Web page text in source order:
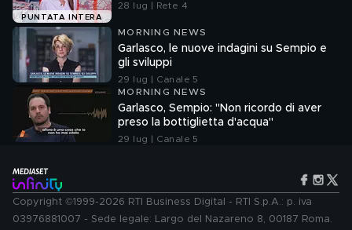
PUNTATA INTERA
28 lug | Rete 4
MORNING NEWS
Garlasco, le nuove indagini su Sempio e
gli sviluppi
29 lug | Canale 5
MORNING NEWS
Garlasco, Sempio: "Non ricordo di aver
preso la bottiglietta d'acqua"
29 lug | Canale 5
Copyright ©1999-2026 RTI Business Digital - RTI S.p.A.: p. iva
03976881007 - Sede legale: Largo del Nazareno 8, 00187 Roma.